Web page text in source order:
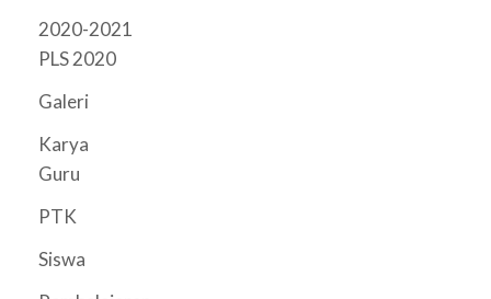
2020-2021
PLS 2020
Galeri
Karya
Guru
PTK
Siswa